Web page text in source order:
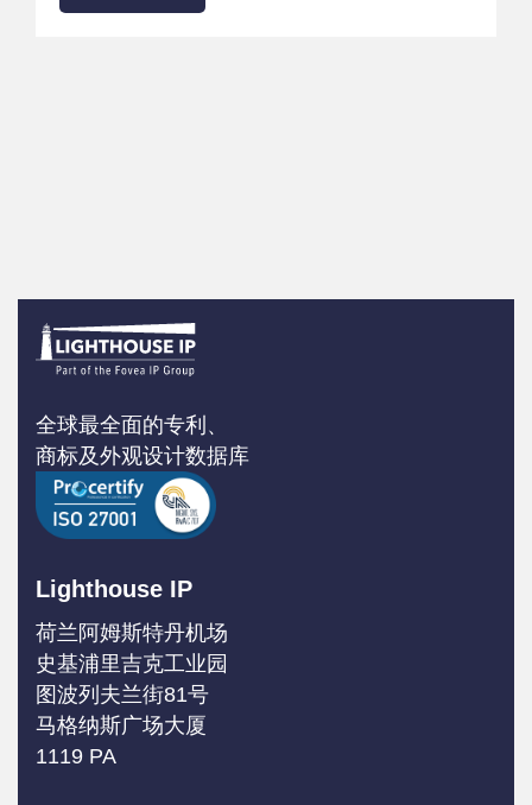
全球最全面的专利、
商标及外观设计数据库
Lighthouse IP
荷兰阿姆斯特丹机场
史基浦里吉克工业园
图波列夫兰街81号
马格纳斯广场大厦
1119 PA